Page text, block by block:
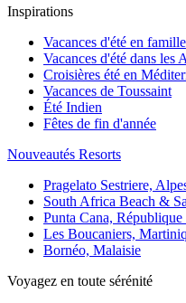
Inspirations
Vacances d'été en famille
Vacances d'été dans les
Croisières été en
Vacances de Toussaint
Été Indien
Fêtes de fin d'année
Nouveautés Resorts
Pragelato Sestriere,
South Africa Beach &
Punta Cana,
Les Boucaniers,
Bornéo, Malaisie
Voyagez en toute sérénité